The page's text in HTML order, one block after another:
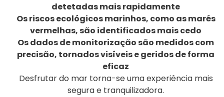
detetadas mais rapidamente
Os riscos ecológicos marinhos, como as marés
vermelhas, são identificados mais cedo
Os dados de monitorização são medidos com
precisão, tornados visíveis e geridos de forma
eficaz
Desfrutar do mar torna-se uma experiência mais
segura e tranquilizadora.